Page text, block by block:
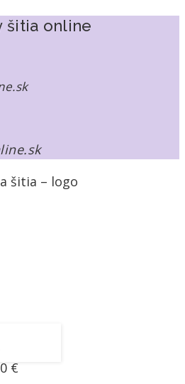
šitia online
€